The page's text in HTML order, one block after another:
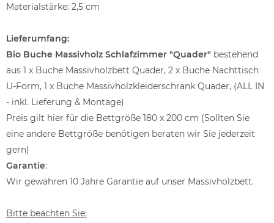
Materialstärke: 2,5 cm
Lieferumfang:
Bio Buche Massivholz Schlafzimmer "Quader" bestehend
aus 1 x Buche Massivholzbett Quader, 2 x Buche Nachttisch
U-Form, 1 x Buche Massivholzkleiderschrank Quader, (ALL IN
- inkl. Lieferung & Montage)
Preis gilt hier für die Bettgröße 180 x 200 cm (Sollten Sie
eine andere Bettgröße benötigen beraten wir Sie jederzeit
gern)
Garantie:
Wir gewähren 10 Jahre Garantie auf unser Massivholzbett.
Bitte beachten Sie: